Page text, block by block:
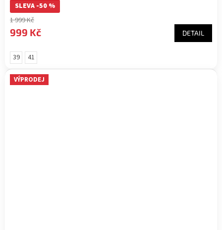
SLEVA -50 %
1 999 Kč
999 Kč DETAIL
39 41
VÝPRODEJ